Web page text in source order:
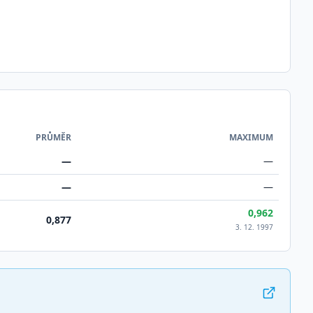
PRŮMĚR MAXIMUM
—
—
— —
0,877
0,962
3. 12. 1997